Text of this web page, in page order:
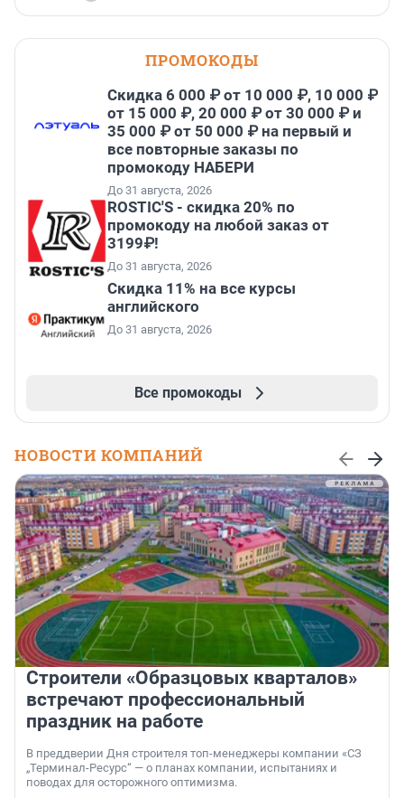
ПРОМОКОДЫ
Скидка 6 000 ₽ от 10 000 ₽, 10 000 ₽
от 15 000 ₽, 20 000 ₽ от 30 000 ₽ и
35 000 ₽ от 50 000 ₽ на первый и
все повторные заказы по
промокоду НАБЕРИ
До 31 августа, 2026
ROSTIC'S - скидка 20% по
промокоду на любой заказ от
3199₽!
До 31 августа, 2026
Скидка 11% на все курсы
английского
До 31 августа, 2026
Все промокоды
НОВОСТИ КОМПАНИЙ
Строители «Образцовых кварталов»
встречают профессиональный
праздник на работе
В преддверии Дня строителя топ-менеджеры компании «СЗ
„Терминал-Ресурс“ — о планах компании, испытаниях и
поводах для осторожного оптимизма.